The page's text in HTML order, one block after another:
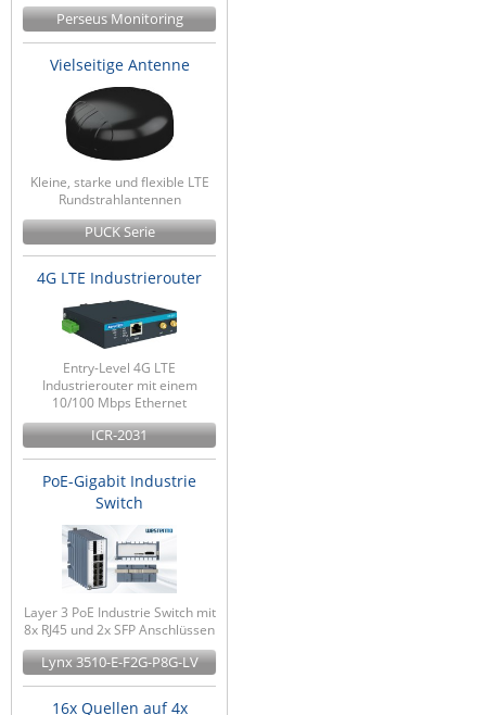
Perseus Monitoring
Vielseitige Antenne
Kleine, starke und flexible LTE
Rundstrahlantennen
PUCK Serie
4G LTE Industrierouter
Entry-Level 4G LTE
Industrierouter mit einem
10/100 Mbps Ethernet
ICR-2031
PoE-Gigabit Industrie
Switch
Layer 3 PoE Industrie Switch mit
8x RJ45 und 2x SFP Anschlüssen
Lynx 3510-E-F2G-P8G-LV
16x Quellen auf 4x